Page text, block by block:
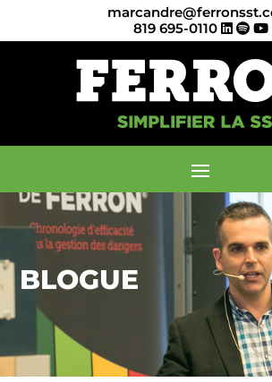
819 695-0110
BLOGUE